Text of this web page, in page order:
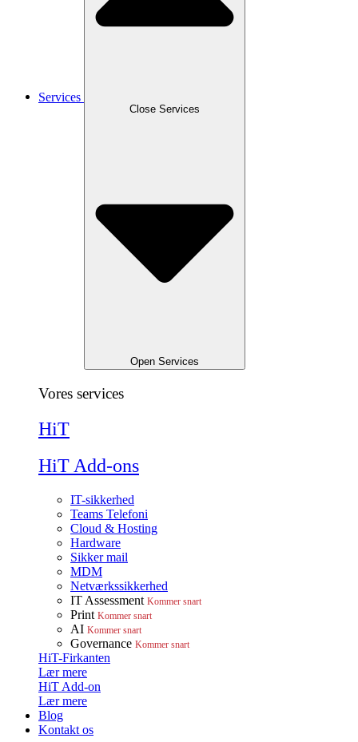
Services
Close Services
Open Services
Vores services
HiT
HiT Add-ons
IT-sikkerhed
Teams Telefoni
Cloud & Hosting
Hardware
Sikker mail
MDM
Netværkssikkerhed
IT Assessment Kommer snart
Print Kommer snart
AI Kommer snart
Governance Kommer snart
HiT-Firkanten
Lær mere
HiT Add-on
Lær mere
Blog
Kontakt os